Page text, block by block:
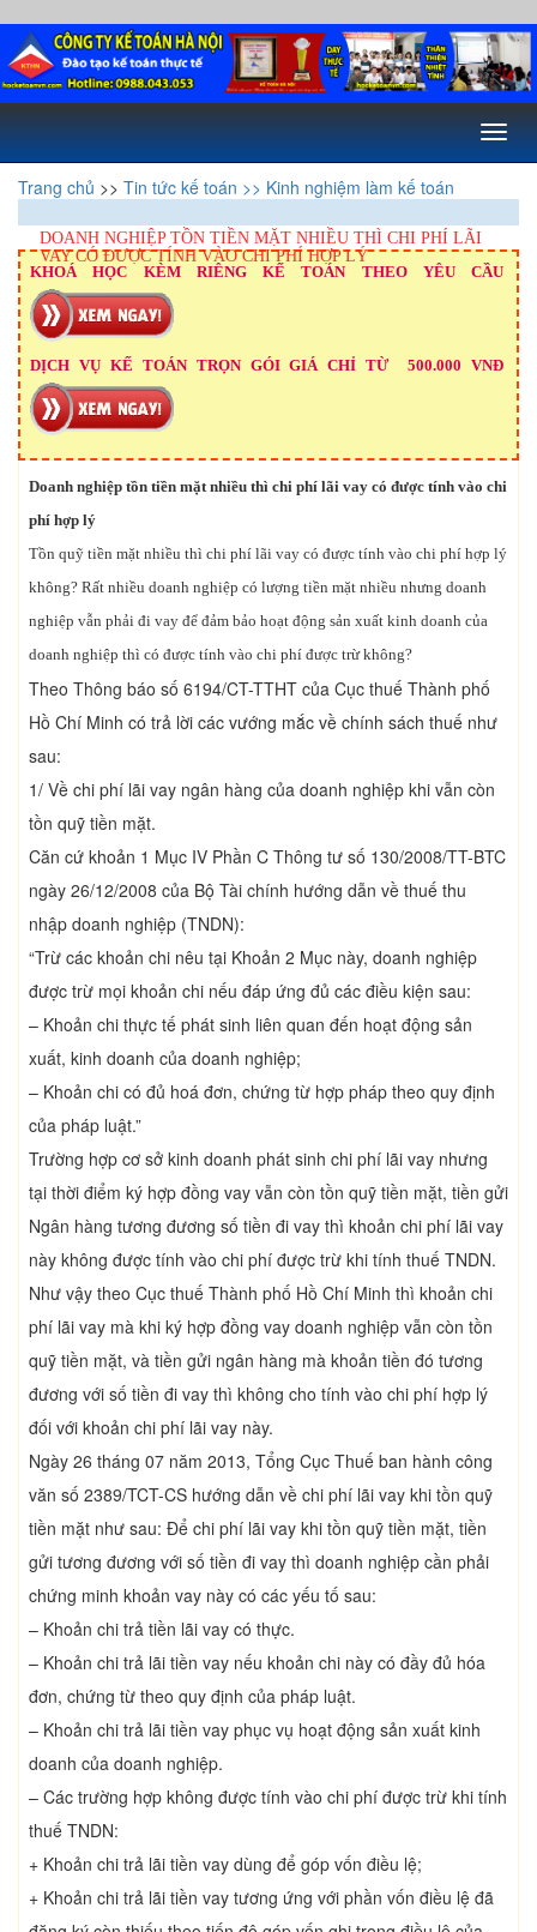
Toggle
Trang chủ >> Tin tức kế toán >> Kinh nghiệm làm kế toán
DOANH NGHIỆP TỒN TIỀN MẶT NHIỀU THÌ CHI PHÍ LÃI
VAY CÓ ĐƯỢC TÍNH VÀO CHI PHÍ HỢP LÝ
KHOÁ HỌC KÈM RIÊNG KẾ TOÁN THEO YÊU CẦU
DỊCH VỤ KẾ TOÁN TRỌN GÓI GIÁ CHỈ TỪ 500.000 VNĐ
Doanh nghiệp tồn tiền mặt nhiều thì chi phí lãi vay có được tính vào chi
phí hợp lý
Tồn quỹ tiền mặt nhiều thì chi phí lãi vay có được tính vào chi phí hợp lý
không? Rất nhiều doanh nghiệp có lượng tiền mặt nhiều nhưng doanh
nghiệp vẫn phải đi vay để đảm bảo hoạt động sản xuất kinh doanh của
doanh nghiệp thì có được tính vào chi phí được trừ không?
Theo Thông báo số 6194/CT-TTHT của Cục thuế Thành phố
Hồ Chí Minh có trả lời các vướng mắc về chính sách thuế như
sau:
1/ Về chi phí lãi vay ngân hàng của doanh nghiệp khi vẫn còn
tồn quỹ tiền mặt.
Căn cứ khoản 1 Mục IV Phần C Thông tư số 130/2008/TT-BTC
ngày 26/12/2008 của Bộ Tài chính hướng dẫn về thuế thu
nhập doanh nghiệp (TNDN):
“Trừ các khoản chi nêu tại Khoản 2 Mục này, doanh nghiệp
được trừ mọi khoản chi nếu đáp ứng đủ các điều kiện sau:
– Khoản chi thực tế phát sinh liên quan đến hoạt động sản
xuất, kinh doanh của doanh nghiệp;
– Khoản chi có đủ hoá đơn, chứng từ hợp pháp theo quy định
của pháp luật.”
Trường hợp cơ sở kinh doanh phát sinh chi phí lãi vay nhưng
tại thời điểm ký hợp đồng vay vẫn còn tồn quỹ tiền mặt, tiền gửi
Ngân hàng tương đương số tiền đi vay thì khoản chi phí lãi vay
này không được tính vào chi phí được trừ khi tính thuế TNDN.
Như vậy theo Cục thuế Thành phố Hồ Chí Minh thì khoản chi
phí lãi vay mà khi ký hợp đồng vay doanh nghiệp vẫn còn tồn
quỹ tiền mặt, và tiền gửi ngân hàng mà khoản tiền đó tương
đương với số tiền đi vay thì không cho tính vào chi phí hợp lý
đối với khoản chi phí lãi vay này.
Ngày 26 tháng 07 năm 2013, Tổng Cục Thuế ban hành công
văn số 2389/TCT-CS hướng dẫn về chi phí lãi vay khi tồn quỹ
tiền mặt như sau: Để chi phí lãi vay khi tồn quỹ tiền mặt, tiền
gửi tương đương với số tiền đi vay thì doanh nghiệp cần phải
chứng minh khoản vay này có các yếu tố sau:
– Khoản chi trả tiền lãi vay có thực.
– Khoản chi trả lãi tiền vay nếu khoản chi này có đầy đủ hóa
đơn, chứng từ theo quy định của pháp luật.
– Khoản chi trả lãi tiền vay phục vụ hoạt động sản xuất kinh
doanh của doanh nghiệp.
– Các trường hợp không được tính vào chi phí được trừ khi tính
thuế TNDN:
+ Khoản chi trả lãi tiền vay dùng để góp vốn điều lệ;
+ Khoản chi trả lãi tiền vay tương ứng với phần vốn điều lệ đã